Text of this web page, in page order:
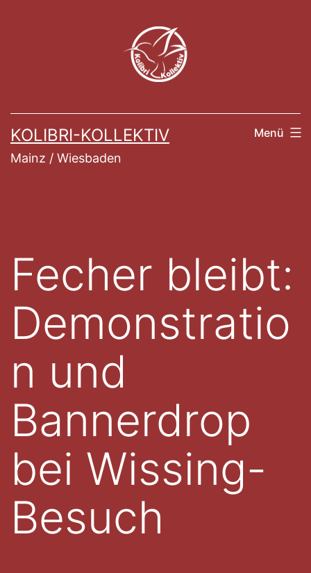
KOLIBRI-KOLLEKTIV
Mainz / Wiesbaden
Menü
Fecher bleibt:
Demonstratio
n und
Bannerdrop
bei Wissing-
Besuch